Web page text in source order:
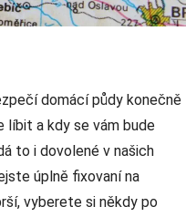
domácí půdy konečně
líbit a kdy se vám bude
to i dovolené v našich
úplně fixovaní na
vyberete si někdy po